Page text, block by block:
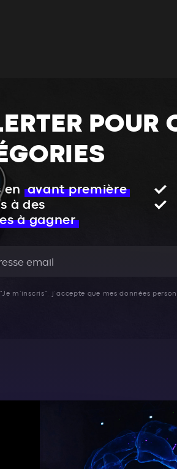
POUR
en
avant première
à des
à gagner
m'inscris", j’accepte que mes données